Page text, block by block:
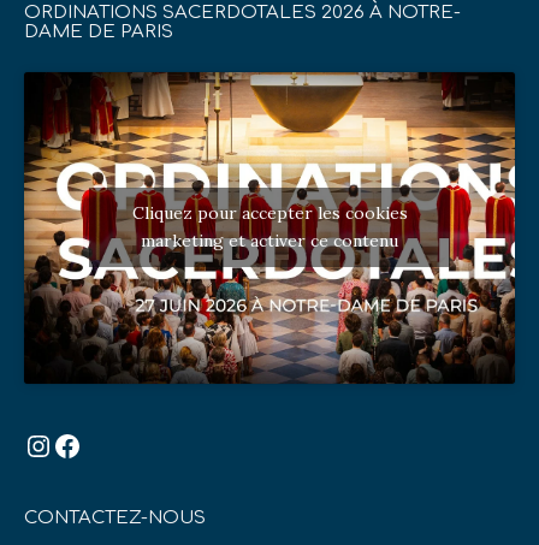
ORDINATIONS SACERDOTALES 2026 À NOTRE-
DAME DE PARIS
Cliquez pour accepter les cookies
marketing et activer ce contenu
Instagram
Facebook
CONTACTEZ-NOUS